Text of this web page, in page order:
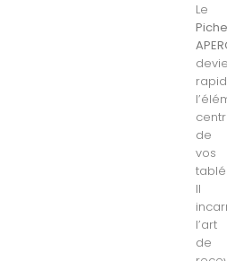
Le
de
vos
Il
l’art
de